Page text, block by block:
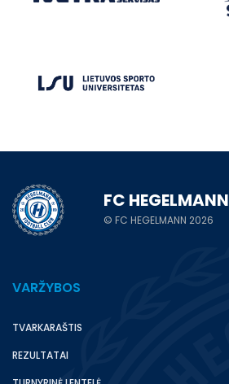
FC HEGELMANN
© FC HEGELMANN 2026
VARŽYBOS
TVARKARAŠTIS
REZULTATAI